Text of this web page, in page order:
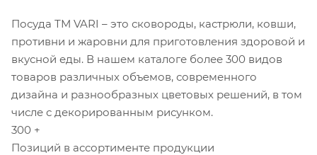
Посуда ТМ VARI – это сковороды, кастрюли, ковши,
противни и жаровни для приготовления здоровой и
вкусной еды. В нашем каталоге более 300 видов
товаров различных объемов, современного
дизайна и разнообразных цветовых решений, в том
числе с декорированным рисунком.
300 +
Позиций в ассортименте продукции